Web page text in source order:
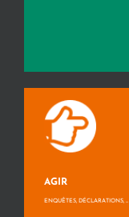
AGIR
ENQUÊTES, DÉCLARATIONS, ...